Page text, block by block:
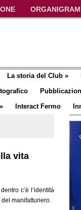
La storia del Club »
Interact Fermo
vita
c’è l’identità
manifatturiero.